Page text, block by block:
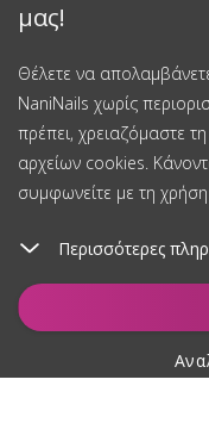
μας!
Θέλετε να
NaniNails χωρίς
πρέπει, χρειαζόμαστε
αρχείων cookies.
συμφωνείτε με τη
Περισσότερες